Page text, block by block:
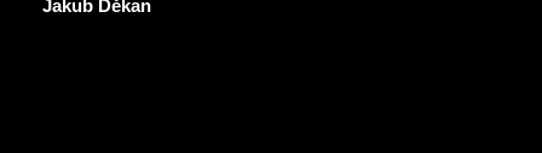
Jakub Děkan